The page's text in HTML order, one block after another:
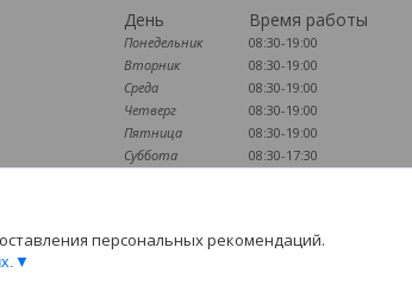
День
Время работы
Понедельник
08:30-19:00
Вторник
08:30-19:00
Среда
08:30-19:00
Четверг
08:30-19:00
Пятница
08:30-19:00
Суббота
08:30-17:30
Наличие документов
персональных рекомендаций.